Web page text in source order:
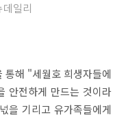
일리
통해 "세월호 희생자들에
안전하게 만드는 것이라
을 기리고 유가족들에게